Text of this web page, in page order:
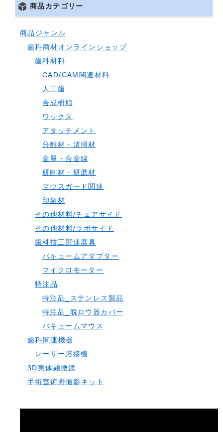
商品カテゴリー
商品ジャンル
歯科商材オンラインショップ
歯科材料
CAD/CAM関連材料
人工歯
合成樹脂
ワックス
アタッチメント
分離材・清掃材
金属・合金線
研削材・研磨材
マウスガード関連
印象材
その他材料/チェアサイド
その他材料/ラボサイド
歯科技工関連器具
バキュームアダプター
マイクロモーター
特注品
特注品_ステンレス製品
特注品_脱ロウ器カバー
バキュームマウス
歯科関連機器
レーザー溶接機
3D実体顕微鏡
手術室術野撮影キット